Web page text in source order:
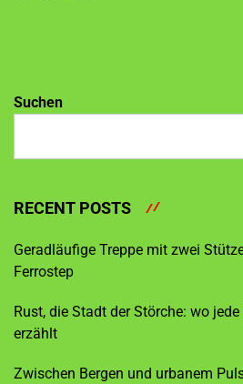
Suchen
RECENT POSTS
Geradläufige Treppe mit zwei
Ferrostep
Rust, die Stadt der Störche: wo
erzählt
Zwischen Bergen und urbanem